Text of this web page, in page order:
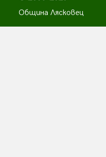
Община Лясковец